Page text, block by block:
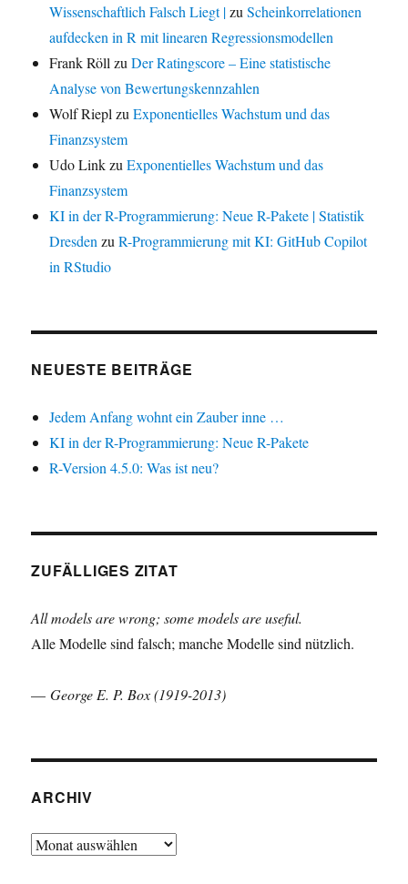
Wissenschaftlich Falsch Liegt |zuScheinkorrelationen
aufdecken in R mit linearen Regressionsmodellen
Frank Röll zuDer Ratingscore – Eine statistische
Analyse von Bewertungskennzahlen
Wolf Riepl zuExponentielles Wachstum und das
Finanzsystem
Udo LinkzuExponentielles Wachstum und das
Finanzsystem
KI in der R-Programmierung: Neue R-Pakete | Statistik
Dresden zuR-Programmierung mit KI: GitHub Copilot
in RStudio
NEUESTE BEITRÄGE
Jedem Anfang wohnt ein Zauber inne …
KI in der R-Programmierung: Neue R-Pakete
R-Version 4.5.0: Was ist neu?
ZUFÄLLIGES ZITAT
All models are wrong; some models are useful.
Alle Modelle sind falsch; manche Modelle sind nützlich.
—George E. P. Box (1919-2013)
ARCHIV
Archiv